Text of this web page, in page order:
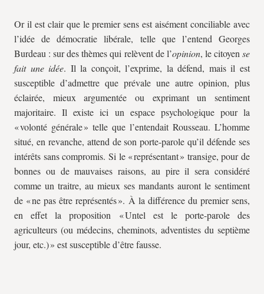
Or il est clair que le premier sens est aisément conciliable avec
l’idée de démocratie libérale, telle que l’entend Georges
Burdeau : sur des thèmes qui relèvent de l’opinion, le citoyense
fait une idée. Il la conçoit, l’exprime, la défend, mais il est
susceptible d’admettre que prévale une autre opinion, plus
éclairée, mieux argumentée ou exprimant un sentiment
majoritaire. Il existe ici un espace psychologique pour la
« volonté générale » telle que l’entendait Rousseau. L’homme
situé, en revanche, attend de son porte-parole qu’il défende ses
intérêts sans compromis. Si le « représentant » transige, pour de
bonnes ou de mauvaises raisons, au pire il sera considéré
comme un traitre, au mieux ses mandants auront le sentiment
de « ne pas être représentés ». À la différence du premier sens,
en effet la proposition « Untel est le porte-parole des
agriculteurs (ou médecins, cheminots, adventistes du septième
jour, etc.) » est susceptible d’être fausse.